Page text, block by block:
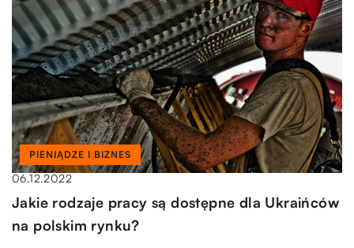
PIENIĄDZE I BIZNES
06.12.2022
Jakie rodzaje pracy są dostępne dla Ukraińców
na polskim rynku?